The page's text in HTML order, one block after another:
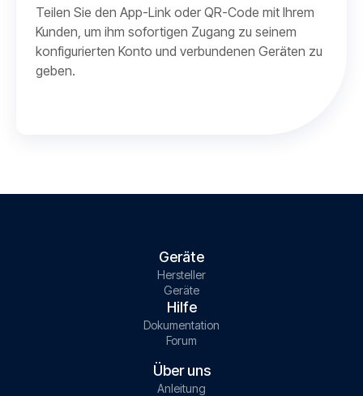
Teilen Sie den App-Link oder QR-Code mit Ihrem
Kunden, um ihm sofortigen Zugang zu seinem
konfigurierten Konto und verbundenen Geräten zu
geben.
Geräte
Hersteller
Geräte
Hilfe
Dokumentation
Forum
Über uns
Anleitung